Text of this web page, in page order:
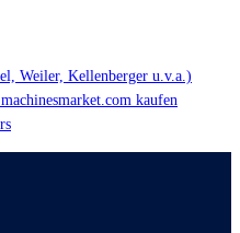
Weiler, Kellenberger u.v.a.)
kaufen